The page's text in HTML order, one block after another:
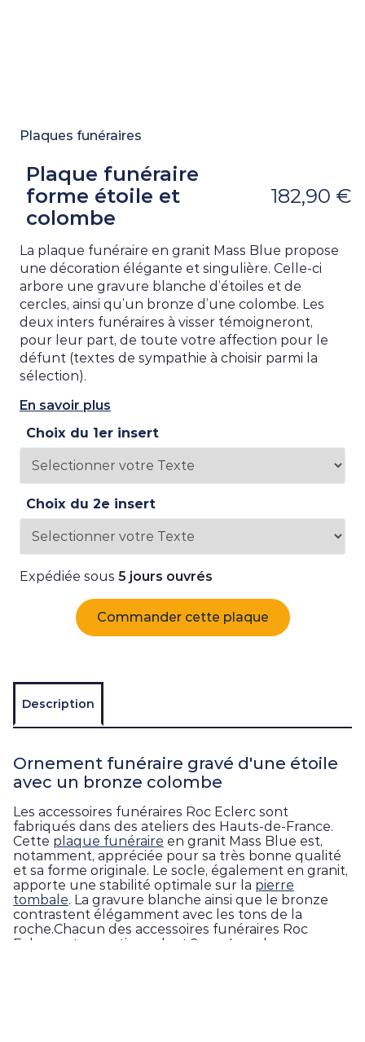
Plaques funéraires
Plaque funéraire
forme étoile et
colombe
182,90 €
La plaque funéraire en granit Mass Blue propose
une décoration élégante et singulière. Celle-ci
arbore une gravure blanche d’étoiles et de
cercles, ainsi qu’un bronze d’une colombe. Les
deux inters funéraires à visser témoigneront,
pour leur part, de toute votre affection pour le
défunt (textes de sympathie à choisir parmi la
sélection).
En savoir plus
Choix du 1er insert
Choix du 2e insert
Expédiée sous 5 jours ouvrés
Commander cette plaque
Description
Ornement funéraire gravé d'une étoile
avec un bronze colombe
Les accessoires funéraires Roc Eclerc sont
fabriqués dans des ateliers des Hauts-de-France.
Cette plaque funéraire en granit Mass Blue est,
notamment, appréciée pour sa très bonne qualité
et sa forme originale. Le socle, également en granit,
apporte une stabilité optimale sur la pierre
tombale. La gravure blanche ainsi que le bronze
contrastent élégamment avec les tons de la
roche.Chacun des accessoires funéraires Roc
Eclerc est garanti pendant 2 ans. Les plaques